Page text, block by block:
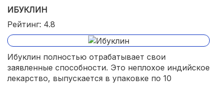
ИБУКЛИН
Рейтинг: 4.8
Ибуклин полностью отрабатывает свои
заявленные способности. Это неплохое индийское
лекарство, выпускается в упаковке по 10